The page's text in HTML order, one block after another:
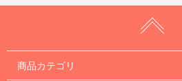
商品カテゴリ